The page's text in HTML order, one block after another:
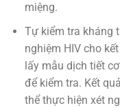
miệng.
Tự kiểm tra kháng
nghiệm HIV cho
lấy mẫu dịch tiết
để kiểm tra. Kết
thể thực hiện xét